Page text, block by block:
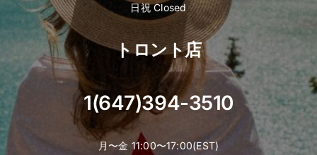
日祝 Closed
トロント店
1(647)394-3510
月〜金 11:00〜17:00(EST)